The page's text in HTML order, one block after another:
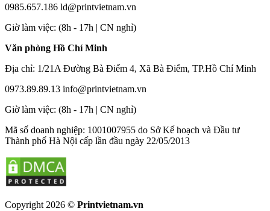
0985.657.186 ld@printvietnam.vn
​Giờ làm việc: (8h - 17h | CN nghỉ)
Văn phòng Hồ Chí Minh
Địa chỉ: 1/21A Đường Bà Điểm 4, Xã Bà Điểm, TP.Hồ Chí Minh
0973.89.89.13 info@printvietnam.vn
​Giờ làm việc: (8h - 17h | CN nghỉ)
Mã số doanh nghiệp: 1001007955 do Sở Kế hoạch và Đầu tư
Thành phố Hà Nội cấp lần đầu ngày 22/05/2013
Copyright 2026 © Printvietnam.vn